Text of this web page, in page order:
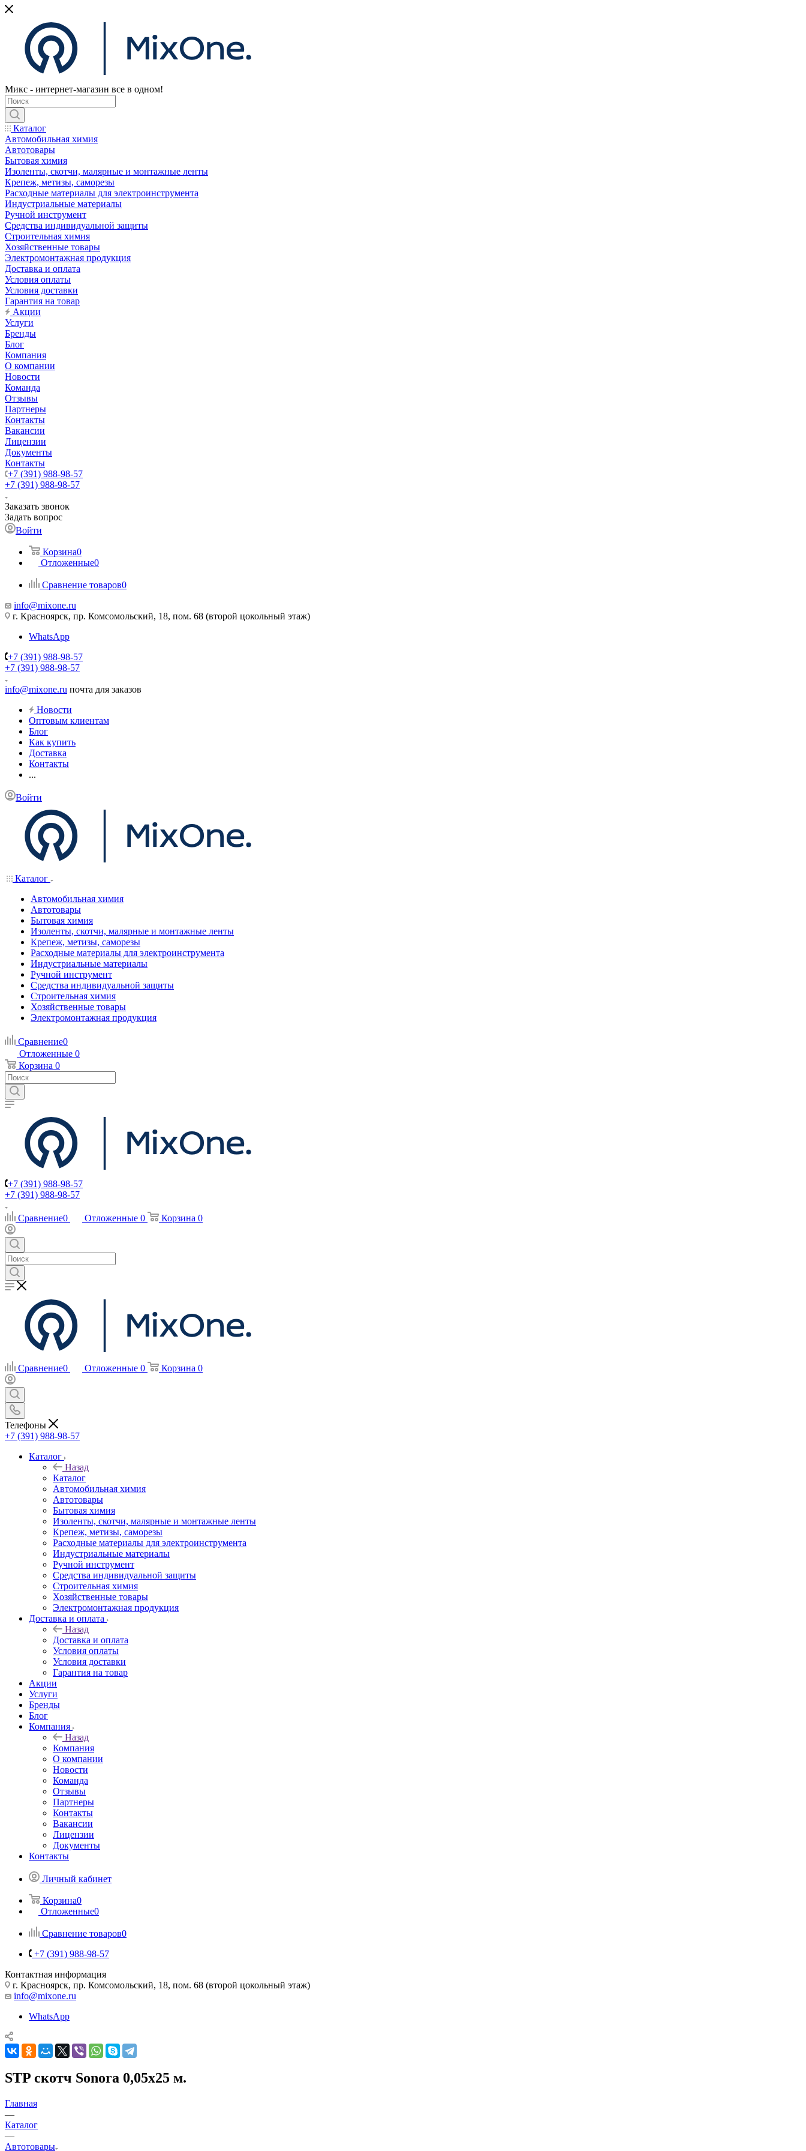
Микс - интернет-магазин все в одном!
Каталог
Автомобильная химия
Автотовары
Бытовая химия
Изоленты, скотчи, малярные и монтажные ленты
Крепеж, метизы, саморезы
Расходные материалы для электроинструмента
Индустриальные материалы
Ручной инструмент
Средства индивидуальной защиты
Строительная химия
Хозяйственные товары
Электромонтажная продукция
Доставка и оплата
Условия оплаты
Условия доставки
Гарантия на товар
Акции
Услуги
Бренды
Блог
Компания
О компании
Новости
Команда
Отзывы
Партнеры
Контакты
Вакансии
Лицензии
Документы
Контакты
+7 (391) 988-98-57
+7 (391) 988-98-57
Заказать звонок
Задать вопрос
Войти
Корзина0
Отложенные0
Сравнение товаров0
info@mixone.ru
г. Красноярск, пр. Комсомольский, 18, пом. 68 (второй цокольный этаж)
WhatsApp
+7 (391) 988-98-57
+7 (391) 988-98-57
info@mixone.ru почта для заказов
Новости
Оптовым клиентам
Блог
Как купить
Доставка
Контакты
...
Войти
Каталог
Автомобильная химия
Автотовары
Бытовая химия
Изоленты, скотчи, малярные и монтажные ленты
Крепеж, метизы, саморезы
Расходные материалы для электроинструмента
Индустриальные материалы
Ручной инструмент
Средства индивидуальной защиты
Строительная химия
Хозяйственные товары
Электромонтажная продукция
Сравнение0
Отложенные 0
Корзина 0
+7 (391) 988-98-57
+7 (391) 988-98-57
Сравнение0 Отложенные 0 Корзина 0
Сравнение0 Отложенные 0 Корзина 0
Телефоны
+7 (391) 988-98-57
Каталог
Назад
Каталог
Автомобильная химия
Автотовары
Бытовая химия
Изоленты, скотчи, малярные и монтажные ленты
Крепеж, метизы, саморезы
Расходные материалы для электроинструмента
Индустриальные материалы
Ручной инструмент
Средства индивидуальной защиты
Строительная химия
Хозяйственные товары
Электромонтажная продукция
Доставка и оплата
Назад
Доставка и оплата
Условия оплаты
Условия доставки
Гарантия на товар
Акции
Услуги
Бренды
Блог
Компания
Назад
Компания
О компании
Новости
Команда
Отзывы
Партнеры
Контакты
Вакансии
Лицензии
Документы
Контакты
Личный кабинет
Корзина0
Отложенные0
Сравнение товаров0
+7 (391) 988-98-57
Контактная информация
г. Красноярск, пр. Комсомольский, 18, пом. 68 (второй цокольный этаж)
info@mixone.ru
WhatsApp
STP скотч Sonora 0,05х25 м.
Главная
—
Каталог
—
Автотовары